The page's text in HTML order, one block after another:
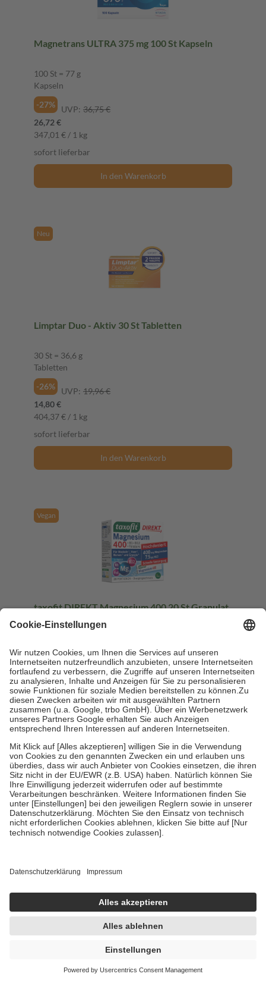
Magnetrans ULTRA 375 mg 100 St Kapseln
100 St = 77 g
Kapseln
-27%
UVP: 36,75 €
26,72 €
347,01 € / 1 kg
sofort lieferbar
In den Warenkorb
Neu
Limptar Duo - Aktiv 30 St Tabletten
30 St = 36,6 g
Tabletten
-26%
UVP: 19,96 €
14,80 €
404,37 € / 1 kg
sofort lieferbar
In den Warenkorb
Vegan
taxofit DIREKT Magnesium 400 20 St Granulat
Granulat
-1%
UVP: 3,99 €
3,94 €
98,50 € / 1 kg
sofort lieferbar
Vegan
MAGNESIUM L-THREONATE 90 St Kapseln
90 St = 74,38 g